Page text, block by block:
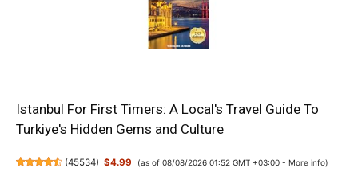
Istanbul For First Timers: A Local's Travel Guide To
Turkiye's Hidden Gems and Culture
(45534) $4.99 (as of 08/08/2026 01:52 GMT +03:00 - More info)